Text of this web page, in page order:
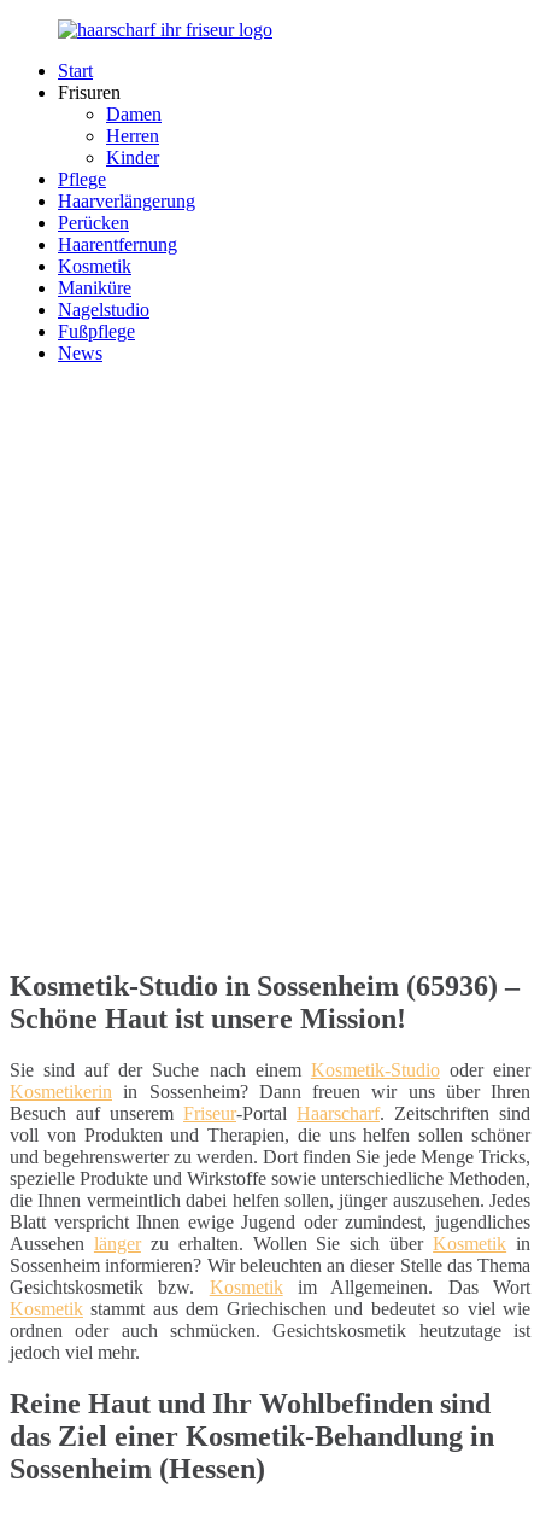
Zurück
Inhalt
Haarscharf
Händen
Start
Frisuren
Damen
Herren
Kinder
Pflege
Haarverlängerung
Perücken
Haarentfernung
Kosmetik
Maniküre
Nagelstudio
Fußpflege
News
Kosmetik-Studio in Sossenheim (65936) –
Schöne Haut ist unsere Mission!
Sie sind auf der Suche nach einem Kosmetik-Studiooder einer
Kosmetikerin in Sossenheim? Dann freuen wir uns über Ihren
Besuch auf unserem Friseur-Portal Haarscharf. Zeitschriften sind
voll von Produkten und Therapien, die uns helfen sollen schöner
und begehrenswerter zu werden. Dort finden Sie jede Menge Tricks,
spezielle Produkte und Wirkstoffe sowie unterschiedliche Methoden,
die Ihnen vermeintlich dabei helfen sollen, jünger auszusehen. Jedes
Blatt verspricht Ihnen ewige Jugend oder zumindest, jugendliches
Aussehen längerzu erhalten. Wollen Sie sich überKosmetik in
Sossenheim informieren? Wir beleuchten an dieser Stelle das Thema
Gesichtskosmetik bzw. Kosmetikim Allgemeinen. Das Wort
Kosmetik stammt aus dem Griechischen und bedeutet so viel wie
ordnen oder auch schmücken. Gesichtskosmetik heutzutage ist
jedoch viel mehr.
Reine Haut und Ihr Wohlbefinden sind
das Ziel einer Kosmetik-Behandlung in
Sossenheim (Hessen)